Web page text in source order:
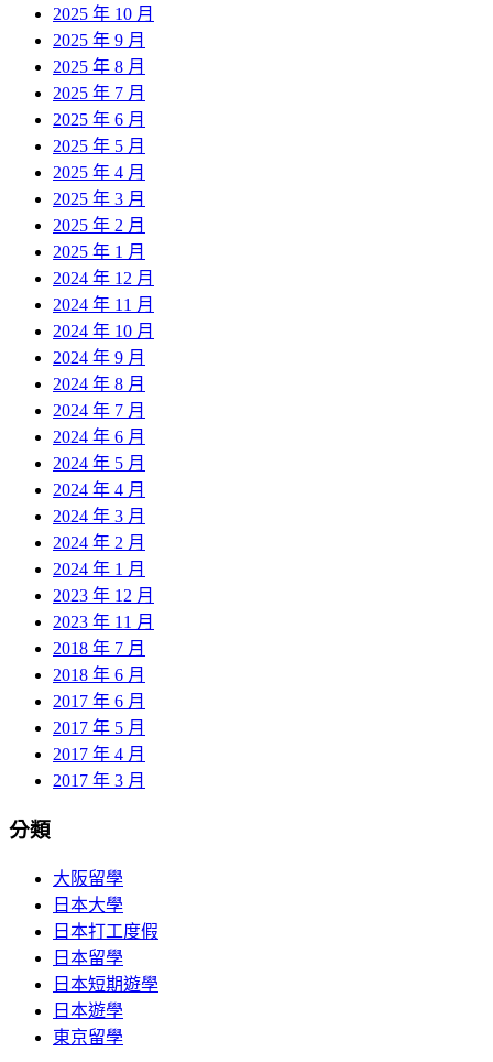
2025 年 10 月
2025 年 9 月
2025 年 8 月
2025 年 7 月
2025 年 6 月
2025 年 5 月
2025 年 4 月
2025 年 3 月
2025 年 2 月
2025 年 1 月
2024 年 12 月
2024 年 11 月
2024 年 10 月
2024 年 9 月
2024 年 8 月
2024 年 7 月
2024 年 6 月
2024 年 5 月
2024 年 4 月
2024 年 3 月
2024 年 2 月
2024 年 1 月
2023 年 12 月
2023 年 11 月
2018 年 7 月
2018 年 6 月
2017 年 6 月
2017 年 5 月
2017 年 4 月
2017 年 3 月
分類
大阪留學
日本大學
日本打工度假
日本留學
日本短期遊學
日本遊學
東京留學